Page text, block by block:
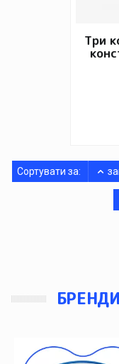
Три
Сортувати за:
БРЕНДИ